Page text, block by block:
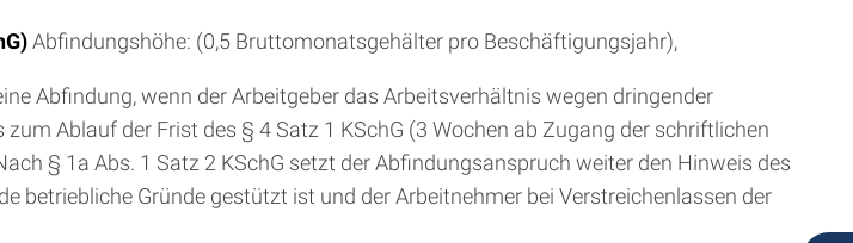
Abfindungshöhe: (0,5 Bruttomonatsgehälter pro Beschäftigungsjahr),
Abfindung, wenn der Arbeitgeber das Arbeitsverhältnis wegen dringender
Ablauf der Frist des § 4 Satz 1 KSchG (3 Wochen ab Zugang der schriftlichen
§ 1a Abs. 1 Satz 2 KSchG setzt der Abfindungsanspruch weiter den Hinweis des
betriebliche Gründe gestützt ist und der Arbeitnehmer bei Verstreichenlassen der